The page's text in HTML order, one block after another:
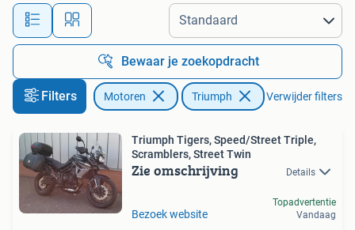
Alle afstanden…
Bewaar je zoekopdracht
Filters Motoren Triumph Verwijder filters
Triumph Tigers, Speed/Street Triple,
Scramblers, Street Twin
Zie omschrijving Details
Bezoek website
Topadvertentie
Vandaag